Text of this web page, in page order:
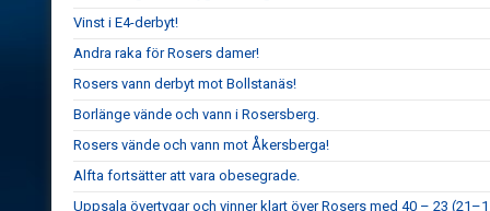
Vinst i E4-derbyt!
Andra raka för Rosers damer!
Rosers vann derbyt mot Bollstanäs!
Borlänge vände och vann i Rosersberg.
Rosers vände och vann mot Åkersberga!
Alfta fortsätter att vara obesegrade.
Uppsala övertygar och vinner klart över Rosers med 40 – 23